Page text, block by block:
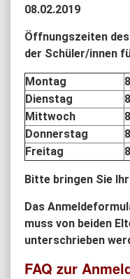
08.02.2019
Öffnungszeiten
der Schüler/innen
Montag
Dienstag
Mittwoch
Donnerstag
Freitag
Bitte bringen Sie
Das
muss von beiden
unterschrieben
FAQ zur